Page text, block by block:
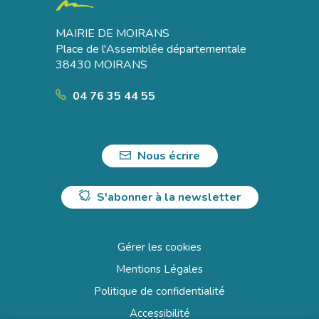
MAIRIE DE MOIRANS
Place de l'Assemblée départementale
38430 MOIRANS
04 76 35 44 55
Nous écrire
S'abonner à la newsletter
Gérer les cookies
Mentions Légales
Politique de confidentialité
Accessibilité